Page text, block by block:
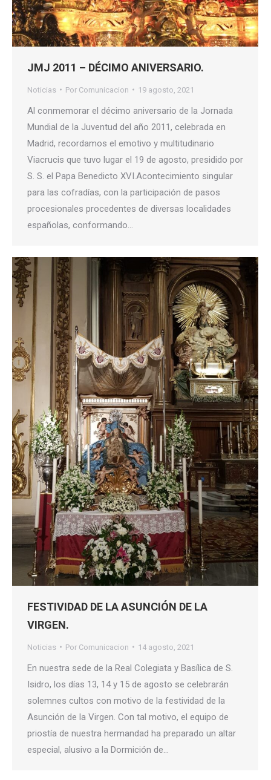
JMJ 2011 – DÉCIMO ANIVERSARIO.
Noticias Por Comunicacion 19 agosto, 2021
Al conmemorar el décimo aniversario de la Jornada
Mundial de la Juventud del año 2011, celebrada en
Madrid, recordamos el emotivo y multitudinario
Viacrucis que tuvo lugar el 19 de agosto, presidido por
S. S. el Papa Benedicto XVI.Acontecimiento singular
para las cofradías, con la participación de pasos
procesionales procedentes de diversas localidades
españolas, conformando…
FESTIVIDAD DE LA ASUNCIÓN DE LA
VIRGEN.
Noticias Por Comunicacion 14 agosto, 2021
En nuestra sede de la Real Colegiata y Basílica de S.
Isidro, los días 13, 14 y 15 de agosto se celebrarán
solemnes cultos con motivo de la festividad de la
Asunción de la Virgen. Con tal motivo, el equipo de
priostía de nuestra hermandad ha preparado un altar
especial, alusivo a la Dormición de…